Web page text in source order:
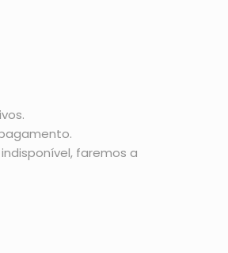
faremos a